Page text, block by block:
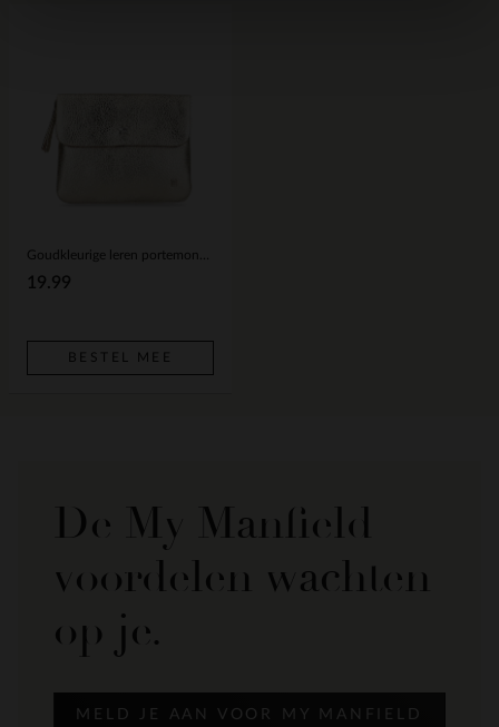
19.99
BESTEL MEE
De My Manfield
voordelen wachten
op je.
MELD JE AAN VOOR MY MANFIELD